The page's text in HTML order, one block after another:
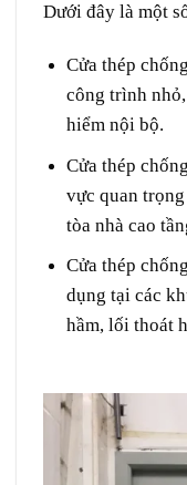
Dưới đây là một
Cửa thép
công trình
hiểm nội bộ.
Cửa thép
vực quan
tòa nhà cao
Cửa thép
dụng tại các
hầm, lối thoát